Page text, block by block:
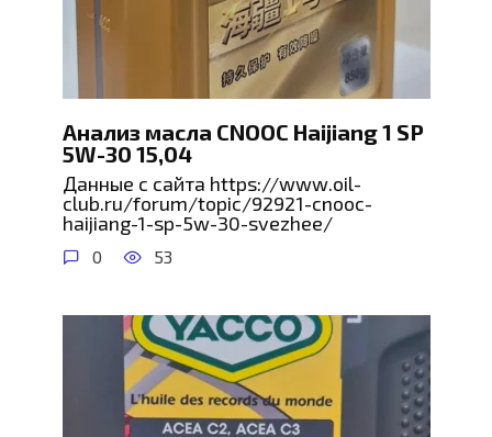
Анализ масла CNOOC Haijiang 1 SP
5W-30 15,04
Данные с сайта https://www.oil-
club.ru/forum/topic/92921-cnooc-
haijiang-1-sp-5w-30-svezhee/
0 53